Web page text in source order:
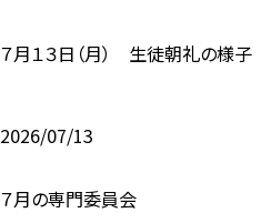
７月１３日（月） 生徒朝礼の様子
2026/07/13
７月の専門委員会